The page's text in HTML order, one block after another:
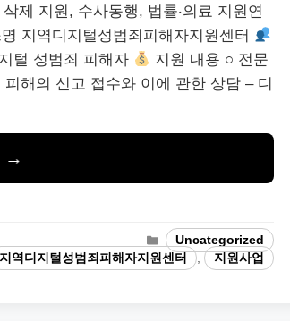
제 지원, 수사동행, 법률‧의료 지원연
지역디지털성범죄피해자지원센터
털 성범죄 피해자
지원 내용 ○ 전문
해의 신고 접수와 이에 관한 상담 – 디
Categories
Uncategorized
지역디지털성범죄피해자지원센터 , 지원사업